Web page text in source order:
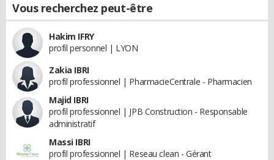
Vous recherchez peut-être
Hakim IFRY
profil personnel | LYON
Zakia IBRI
profil professionnel | PharmacieCentrale - Pharmacien
Majid IBRI
profil professionnel | JPB Construction - Responsable
administratif
Massi IBRI
profil professionnel | Reseau clean - Gérant